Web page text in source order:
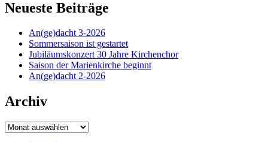
Neueste Beiträge
An(ge)dacht 3-2026
Sommersaison ist gestartet
Jubiläumskonzert 30 Jahre Kirchenchor
Saison der Marienkirche beginnt
An(ge)dacht 2-2026
Archiv
Archiv